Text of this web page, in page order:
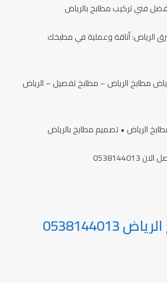
فني تركيب مطابخ بالرياض
الرياض: أناقة وعملية في مطبخك
مطابخ الرياض – مطابخ تفصيل – الرياض
الرياض • تصميم مطابخ بالرياض